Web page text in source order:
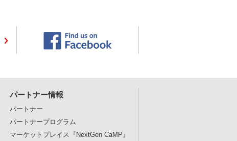
パートナー情報
パートナー
パートナープログラム
マーケットプレイス 『NextGen CaMP』